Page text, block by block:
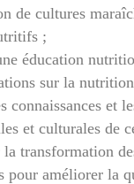
de cultures
;
éducation
sur la
connaissances et
et culturales de
transformation
pour améliorer la